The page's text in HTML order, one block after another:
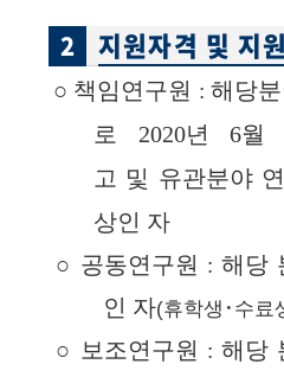
2 지원자격 및 지
○ 책임연구원 : 해당
로
2020년 6
고 및 유관분야
상인 자
○ 공동연구원 : 해당
인 자(휴학생･수료
○ 보조연구원 : 해당